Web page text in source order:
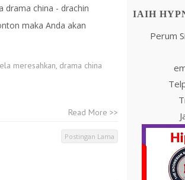
drama china - drachin
maka Anda akan
meresahkan, drama china
Read More >>
Postingan Lama
IAIH
Perum